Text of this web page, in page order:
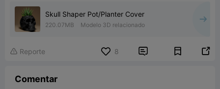
Skull Shaper Pot/Planter Cover
220.07MB Modelo 3D relacionado
 Reporte 8  
Comentar